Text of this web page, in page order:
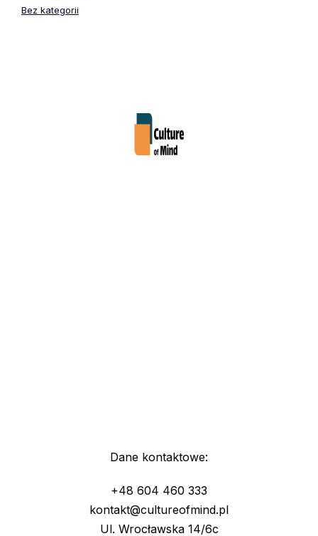
Bez kategorii
Dane kontaktowe:
+48 604 460 333
kontakt@cultureofmind.pl
Ul. Wrocławska 14/6c